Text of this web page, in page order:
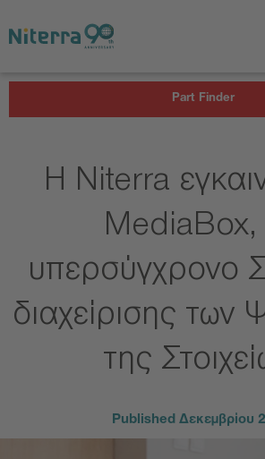
to
main
to
main
to
footer
Part Finder
Η Niterra
MediaBox,
υπερσύγχρονο
διαχείρισης των
της
Published Δεκεμβρίου